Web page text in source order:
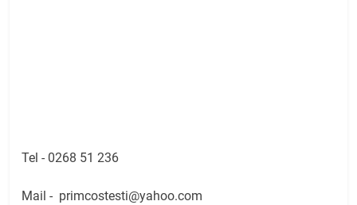
Tel - 0268 51 236
Mail - primcostesti@yahoo.com